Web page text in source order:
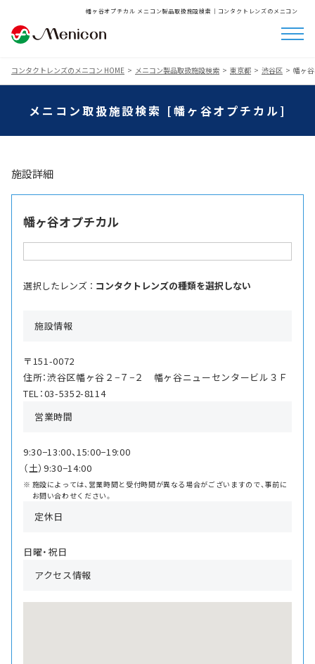
幡ヶ谷オプチカル メニコン製品取扱施設検索│コンタクトレンズのメニコン
コンタクトレンズのメニコン HOME メニコン製品取扱施設検索 東京都 渋谷区 幡ヶ
メニコン取扱施設検索 [幡ヶ谷オプチカル]
施設詳細
幡ヶ谷オプチカル
選択したレンズ ： コンタクトレンズの種類を選択しない
施設情報
〒151-0072
住所：渋谷区幡ヶ谷２−７−２ 幡ヶ谷ニューセンタービル３Ｆ
TEL：03-5352-8114
営業時間
9:30−13:00、15:00−19:00
（土）9:30−14:00
施設によっては、営業時間と受付時間が異なる場合がございますので、事前に
お問い合わせください。
定休日
日曜・祝日
アクセス情報